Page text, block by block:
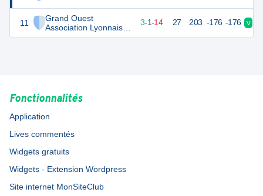
11
Grand Ouest
Association Lyonnaise
3
3-1-14 27 203 -176 -176 V
Fonctionnalités
Application
Lives commentés
Widgets gratuits
Widgets - Extension Wordpress
Site internet MonSiteClub